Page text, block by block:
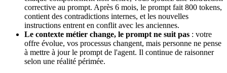
corrective au prompt. Après 6 mois, le prompt fait 800 tokens,
contient des contradictions internes, et les nouvelles
instructions entrent en conflit avec les anciennes.
Le contexte métier change, le prompt ne suit pas : votre
offre évolue, vos processus changent, mais personne ne pense
à mettre à jour le prompt de l'agent. Il continue de raisonner
selon une réalité périmée.